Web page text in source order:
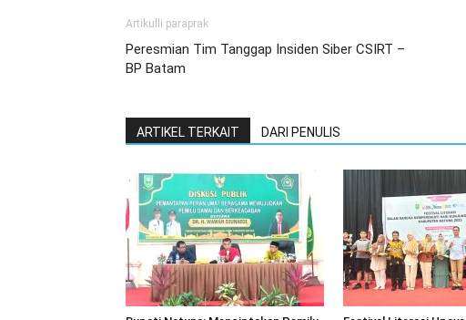
Artikulli paraprak
Peresmian Tim Tanggap Insiden Siber CSIRT –
BP Batam
ARTIKEL TERKAIT DARI PENULIS